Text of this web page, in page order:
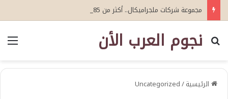
نجوم العرب الأن
بحث عن
الرئيسية/
Uncategorized